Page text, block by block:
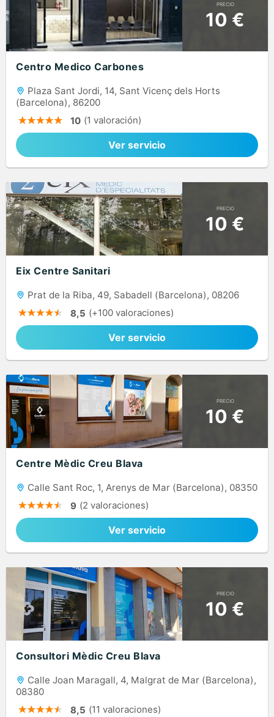
PRECIO
10 €
Centro Medico Carbones
Plaza Sant Jordi, 14, Sant Vicenç dels Horts
(Barcelona), 86200
10 (1 valoración)
Ver servicio
PRECIO
10 €
Eix Centre Sanitari
Prat de la Riba, 49, Sabadell (Barcelona), 08206
8,5 (+100 valoraciones)
Ver servicio
PRECIO
10 €
Centre Mèdic Creu Blava
Calle Sant Roc, 1, Arenys de Mar (Barcelona), 08350
9 (2 valoraciones)
Ver servicio
PRECIO
10 €
Consultori Mèdic Creu Blava
Calle Joan Maragall, 4, Malgrat de Mar (Barcelona),
08380
8,5 (11 valoraciones)